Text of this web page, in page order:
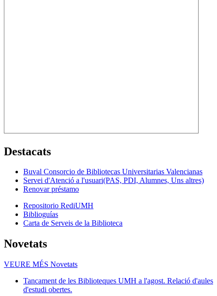
Destacats
Buval Consorcio de Bibliotecas Universitarias Valencianas
Servei d'Atenció a l'usuari(PAS, PDI, Alumnes, Uns altres)
Renovar préstamo
Repositorio RediUMH
Biblioguías
Carta de Serveis de la Biblioteca
Novetats
VEURE MÉS Novetats
Tancament de les Biblioteques UMH a l'agost. Relació d'aules
d'estudi obertes.